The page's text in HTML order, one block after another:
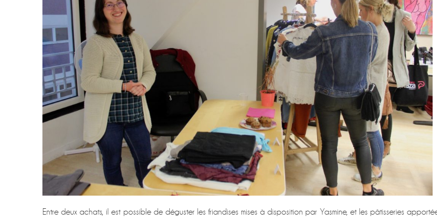
Entre deux achats, il est possible de déguster les friandises mises à disposition par Yasmine, et les pâtisseries